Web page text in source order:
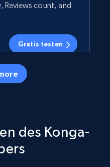
Reviews count, and
Gratis testen
Reviews count, and
des Konga-